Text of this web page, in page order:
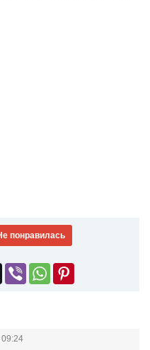
понравилась